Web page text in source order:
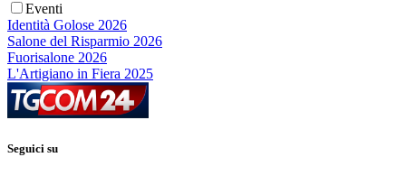
Eventi
Identità Golose 2026
Salone del Risparmio 2026
Fuorisalone 2026
L'Artigiano in Fiera 2025
Seguici su